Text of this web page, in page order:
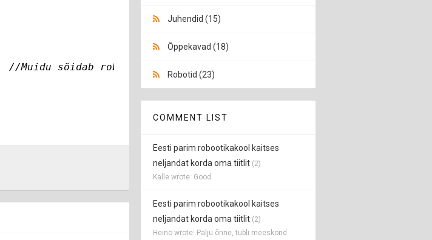
//Muidu sõidab robot edasi
Juhendid (15)
Õppekavad (18)
Robotid (23)
COMMENT LIST
Eesti parim robootikakool kaitses
neljandat korda oma tiitlit (2)
Kalle wrote: Good
Eesti parim robootikakool kaitses
neljandat korda oma tiitlit (2)
Heino wrote: Palju õnne, tubli meeskond